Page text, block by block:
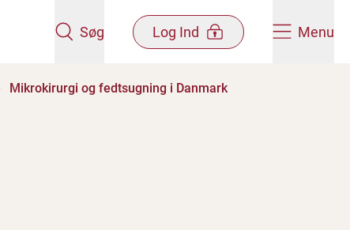
Søg Log Ind Menu
Mikrokirurgi og fedtsugning i Danmark